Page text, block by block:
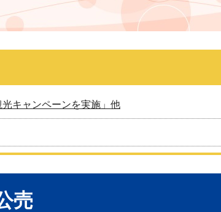
キャンペーンを実施」他
売